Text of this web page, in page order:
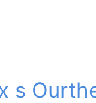
s